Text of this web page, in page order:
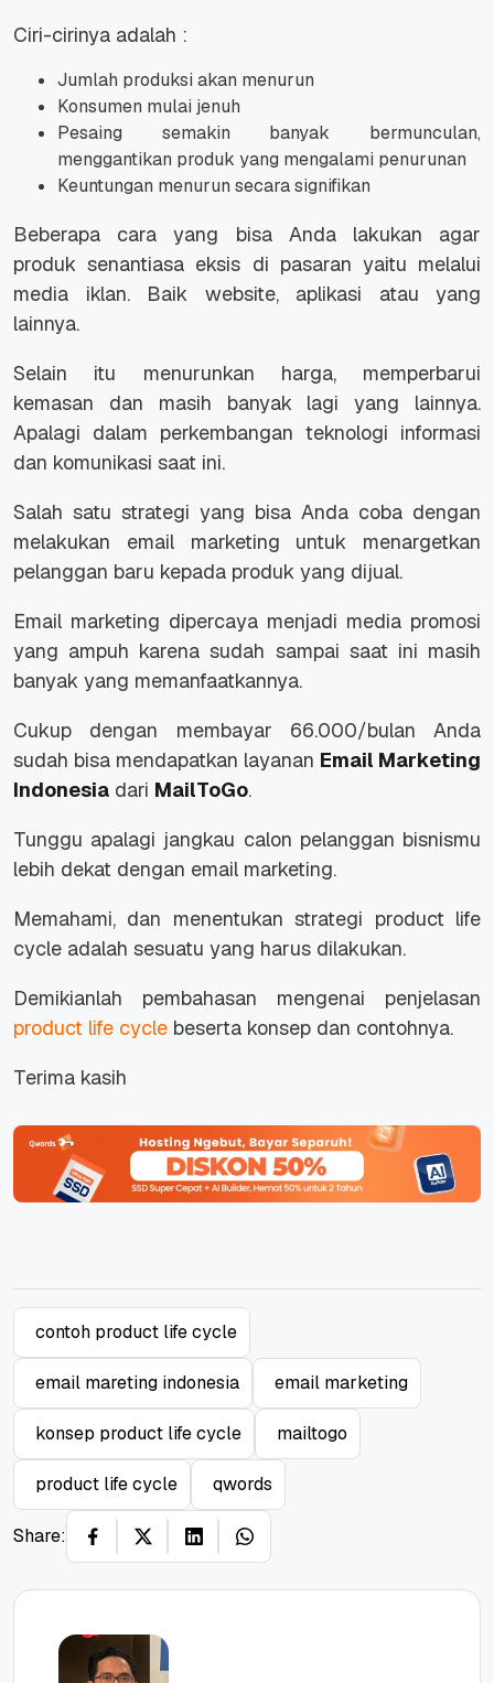
Ciri-cirinya adalah :
Jumlah produksi akan menurun
Konsumen mulai jenuh
Pesaing semakin banyak bermunculan,
menggantikan produk yang mengalami penurunan
Keuntungan menurun secara signifikan
Beberapa cara yang bisa Anda lakukan agar
produk senantiasa eksis di pasaran yaitu melalui
media iklan. Baik website, aplikasi atau yang
lainnya.
Selain itu menurunkan harga, memperbarui
kemasan dan masih banyak lagi yang lainnya.
Apalagi dalam perkembangan teknologi informasi
dan komunikasi saat ini.
Salah satu strategi yang bisa Anda coba dengan
melakukan email marketing untuk menargetkan
pelanggan baru kepada produk yang dijual.
Email marketing dipercaya menjadi media promosi
yang ampuh karena sudah sampai saat ini masih
banyak yang memanfaatkannya.
Cukup dengan membayar 66.000/bulan Anda
sudah bisa mendapatkan layanan Email Marketing
Indonesia dari MailToGo.
Tunggu apalagi jangkau calon pelanggan bisnismu
lebih dekat dengan email marketing.
Memahami, dan menentukan strategi product life
cycle adalah sesuatu yang harus dilakukan.
Demikianlah pembahasan mengenai penjelasan
product life cycle beserta konsep dan contohnya.
Terima kasih
contoh product life cycle
email mareting indonesia email marketing
konsep product life cycle mailtogo
product life cycle qwords
Share: